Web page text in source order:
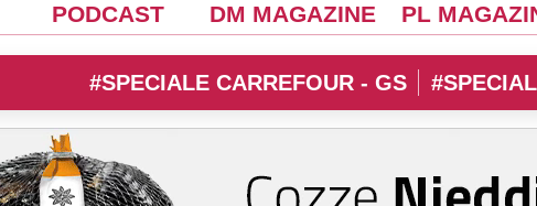
PODCAST DM MAGAZINE PL
#SPECIALE CARREFOUR - GS